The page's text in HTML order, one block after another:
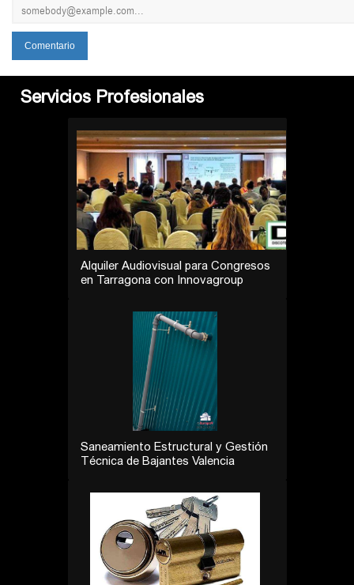
Servicios Profesionales
Reconstrucción de Baños en Los
Cardones | Desatasco Tenerife
Análisis de Puertas Acorazadas
CABMA | Puertas Blindadas